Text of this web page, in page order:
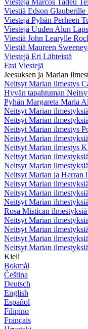
Viestiä Edson
Viestejä Pyhän Perheen
Viestejä Uuden Alun
Viestiä John Learylle
Viestiä Maureen
Viestejä Eri Lähteistä
Etsi Viestejä
Jeesuksen ja Marian
Neitsyt Marian ilmestys
Hyvän tapahtuman
Pyhän Margareta Maria
Neitsyt Marian
Neitsyt Marian
Neitsyt Marian ilmestys
Neitsyt Marian
Neitsyt Marian ilmestys
Neitsyt Marian
Neitsyt Marian
Neitsyt Marian ja Herran
Neitsyt Marian
Neitsyt Marian
Neitsyt Marian
Rosa Mistican
Neitsyt Marian
Neitsyt Marian
Neitsyt Marian
Neitsyt Marian
Kieli
Bokmål
Čeština
Deutsch
English
Español
Filipino
Français